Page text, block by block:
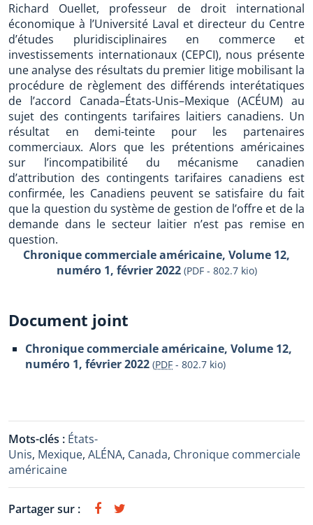
Richard Ouellet, professeur de droit international
économique à l’Université Laval et directeur du Centre
d’études pluridisciplinaires en commerce et
investissements internationaux (CEPCI), nous présente
une analyse des résultats du premier litige mobilisant la
procédure de règlement des différends interétatiques
de l’accord Canada–États-Unis–Mexique (ACÉUM) au
sujet des contingents tarifaires laitiers canadiens. Un
résultat en demi-teinte pour les partenaires
commerciaux. Alors que les prétentions américaines
sur l’incompatibilité du mécanisme canadien
d’attribution des contingents tarifaires canadiens est
confirmée, les Canadiens peuvent se satisfaire du fait
que la question du système de gestion de l’offre et de la
demande dans le secteur laitier n’est pas remise en
question.
Chronique commerciale américaine, Volume 12,
numéro 1, février 2022 (PDF - 802.7 kio)
Document joint
Chronique commerciale américaine, Volume 12,
numéro 1, février 2022 (PDF - 802.7 kio)
Mots-clés : États-
Unis, Mexique, ALÉNA, Canada, Chronique commerciale
américaine
Partager sur :